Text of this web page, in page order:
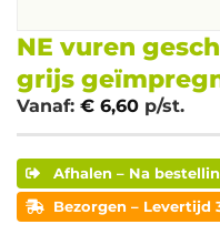
NE vuren
grijs
Vanaf: € 6,60 p/st.
Afhalen – Na
Bezorgen – Levertijd